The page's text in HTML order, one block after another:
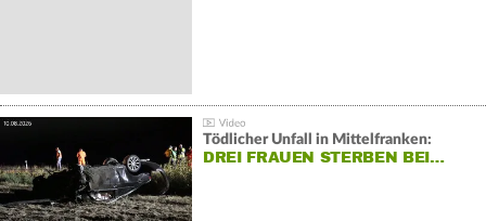
Tödlicher Unfall in Mittelfranken:
DREI FRAUEN STERBEN BEI…